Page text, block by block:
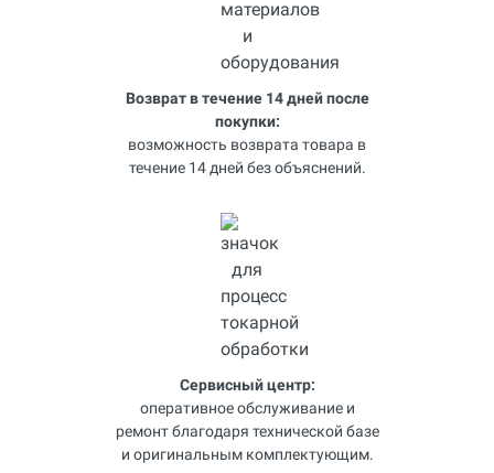
Возврат в течение 14 дней после
покупки:
возможность возврата товара в
течение 14 дней без объяснений.
Сервисный центр:
оперативное обслуживание и
ремонт благодаря технической базе
и оригинальным комплектующим.